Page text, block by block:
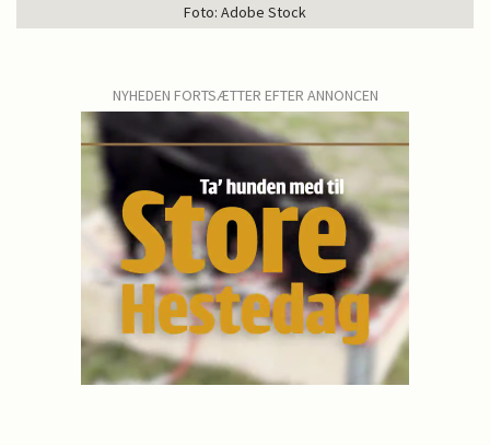
Foto: Adobe Stock
NYHEDEN FORTSÆTTER EFTER ANNONCEN